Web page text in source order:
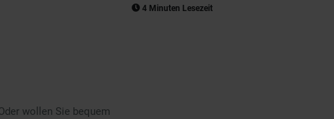
4 Minuten Lesezeit
wollen Sie bequem